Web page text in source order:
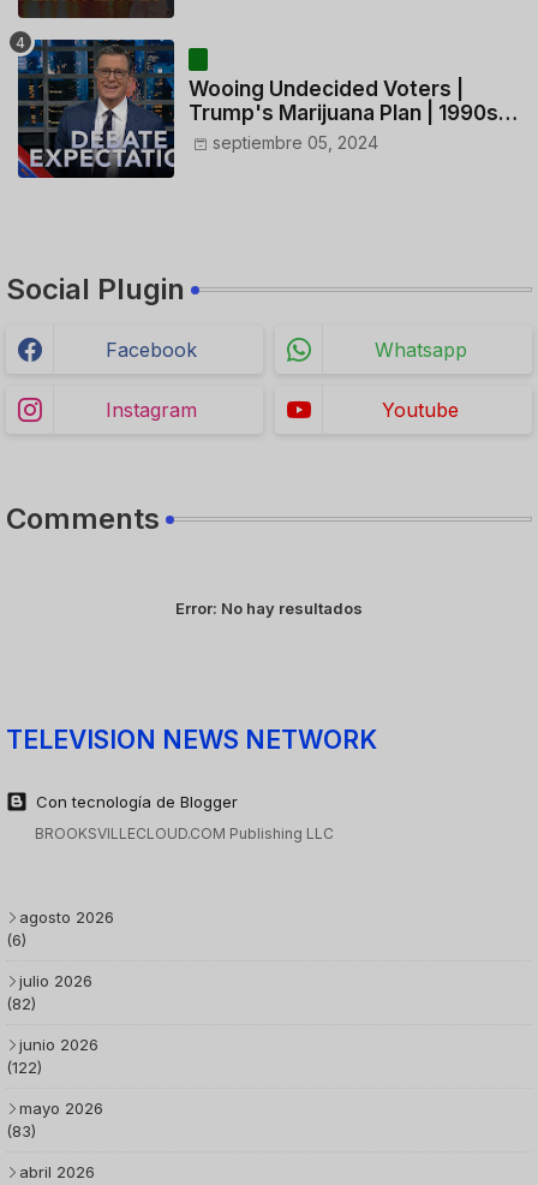
Wooing Undecided Voters |
Trump's Marijuana Plan | 1990s
Porn Expert Mark Robinson
septiembre 05, 2024
Social Plugin
Facebook Whatsapp
Instagram Youtube
Comments
Error: No hay resultados
TELEVISION NEWS NETWORK
Con tecnología de Blogger
BROOKSVILLECLOUD.COM Publishing LLC
agosto 2026
(6)
julio 2026
(82)
junio 2026
(122)
mayo 2026
(83)
abril 2026